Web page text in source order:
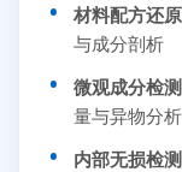
材料配方还原
与成分剖析
微观成分检测
量与异物分析
内部无损检测